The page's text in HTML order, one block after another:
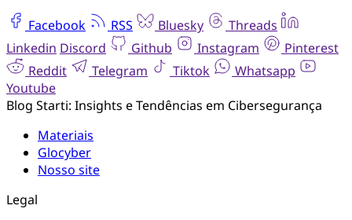
Facebook RSS Bluesky
Threads
Linkedin Discord Github Instagram
Pinterest
Reddit
Telegram Tiktok
Whatsapp
Youtube
Blog Starti: Insights e Tendências em Cibersegurança
Materiais
Glocyber
Nosso site
Legal